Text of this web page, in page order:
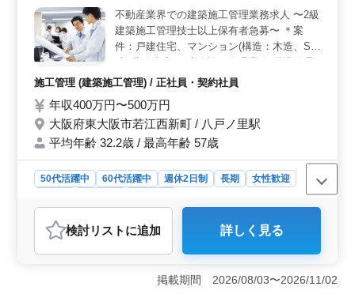
す。 ＜働きやすい環境＞ 週休2日制でメリハリのあ
る働き方が可能です。給与や福利厚生も充実していま
す。未経験分野でもしっかりサポートいたします。50歳
以上も新規採用実績あります。
不動産業界での建築施工管理業務求人 〜2級
建築施工管理技士以上保有者急募〜 ＊案
件：戸建住宅、マンション(構造：木造、S
人/現場監督) ・新築工事、改修工事、内装工
図修正/チェック ・お客様との打ち合わせ、
工事部全体会議 等 ＊CAD未経験者でも歓迎
備考 ・交通費：全額支給 ・資格手当あり ・
週休2日制(水＋他曜日) ・作業着支給 ☆住宅
関連施工管理経験20年以上条件面優遇 ☆即
日勤務可能な方急募 お気軽にお問合せくだ
さい ご応募お待ちしております♪♪
施工管理 (建築施工管理) / 正社員・契約社員
年収400万円〜500万円
大阪府東大阪市若江西新町 / 八戸ノ里駅
平均年齢 32.2歳 / 最高年齢 57歳
50代活躍中 60代活躍中 週休2日制 長期
女性歓迎
おすすめポイント
＜建築施工管理のプロを急募＞ 不動産業界での建築施
工管理業務を担当するプロを募集しています。2級建築施
工管理技士以上の資格をお持ちの方、または建築施工管
理業務経験5年以上の方を優遇します。業界経験者であれ
検討リスト に追加 詳しく見る
掲載期間 2026/08/03〜2026/11/02